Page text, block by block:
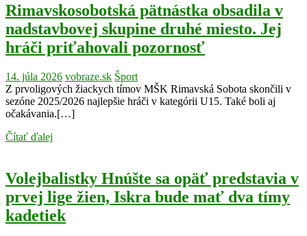
Rimavskosobotská pätnástka obsadila v
nadstavbovej skupine druhé miesto. Jej
hráči priťahovali pozornosť
14. júla 2026 vobraze.sk Šport
Z prvoligových žiackych tímov MŠK Rimavská Sobota skončili v
sezóne 2025/2026 najlepšie hráči v kategórii U15. Také boli aj
očakávania.[…]
Čítať ďalej
Volejbalistky Hnúšte sa opäť predstavia v
prvej lige žien, Iskra bude mať dva tímy
kadetiek